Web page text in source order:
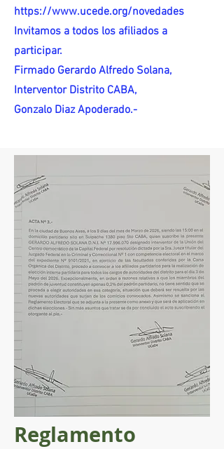
https://www.ucede.org/novedades
Invitamos a todos los afiliados a
participar.
Firmado Gerardo Alfredo Solana,
Interventor Distrito CABA,
Gonzalo Diaz Apoderado.-
Reglamento